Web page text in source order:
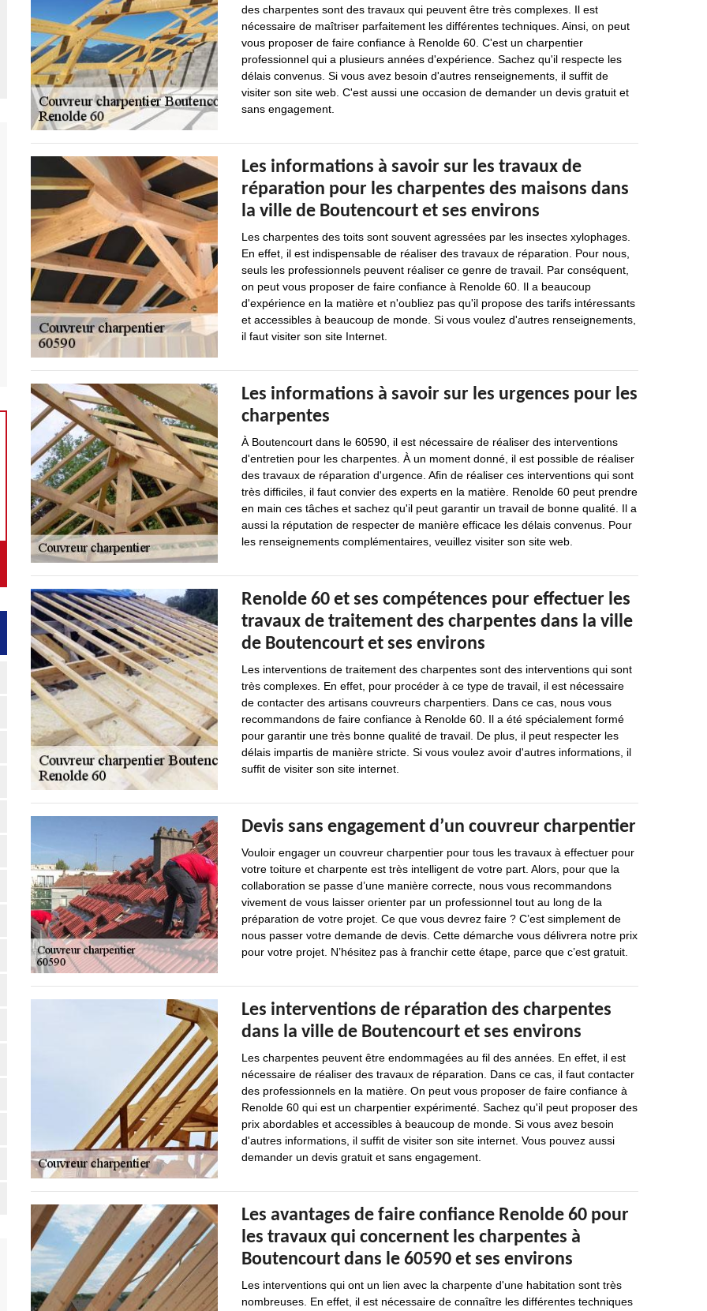
des charpentes sont des travaux qui peuvent être très complexes. Il est
nécessaire de maîtriser parfaitement les différentes techniques. Ainsi, on peut
vous proposer de faire confiance à Renolde 60. C'est un charpentier
professionnel qui a plusieurs années d'expérience. Sachez qu'il respecte les
délais convenus. Si vous avez besoin d'autres renseignements, il suffit de
visiter son site web. C'est aussi une occasion de demander un devis gratuit et
sans engagement.
Les informations à savoir sur les travaux de
réparation pour les charpentes des maisons dans
la ville de Boutencourt et ses environs
Les charpentes des toits sont souvent agressées par les insectes xylophages.
En effet, il est indispensable de réaliser des travaux de réparation. Pour nous,
seuls les professionnels peuvent réaliser ce genre de travail. Par conséquent,
on peut vous proposer de faire confiance à Renolde 60. Il a beaucoup
d'expérience en la matière et n'oubliez pas qu'il propose des tarifs intéressants
et accessibles à beaucoup de monde. Si vous voulez d'autres renseignements,
il faut visiter son site Internet.
Les informations à savoir sur les urgences pour les
charpentes
À Boutencourt dans le 60590, il est nécessaire de réaliser des interventions
d'entretien pour les charpentes. À un moment donné, il est possible de réaliser
des travaux de réparation d'urgence. Afin de réaliser ces interventions qui sont
très difficiles, il faut convier des experts en la matière. Renolde 60 peut prendre
en main ces tâches et sachez qu'il peut garantir un travail de bonne qualité. Il a
aussi la réputation de respecter de manière efficace les délais convenus. Pour
les renseignements complémentaires, veuillez visiter son site web.
Renolde 60 et ses compétences pour effectuer les
travaux de traitement des charpentes dans la ville
de Boutencourt et ses environs
Les interventions de traitement des charpentes sont des interventions qui sont
très complexes. En effet, pour procéder à ce type de travail, il est nécessaire
de contacter des artisans couvreurs charpentiers. Dans ce cas, nous vous
recommandons de faire confiance à Renolde 60. Il a été spécialement formé
pour garantir une très bonne qualité de travail. De plus, il peut respecter les
délais impartis de manière stricte. Si vous voulez avoir d'autres informations, il
suffit de visiter son site internet.
Devis sans engagement d’un couvreur charpentier
Vouloir engager un couvreur charpentier pour tous les travaux à effectuer pour
votre toiture et charpente est très intelligent de votre part. Alors, pour que la
collaboration se passe d’une manière correcte, nous vous recommandons
vivement de vous laisser orienter par un professionnel tout au long de la
préparation de votre projet. Ce que vous devrez faire ? C’est simplement de
nous passer votre demande de devis. Cette démarche vous délivrera notre prix
pour votre projet. N’hésitez pas à franchir cette étape, parce que c’est gratuit.
Les interventions de réparation des charpentes
dans la ville de Boutencourt et ses environs
Les charpentes peuvent être endommagées au fil des années. En effet, il est
nécessaire de réaliser des travaux de réparation. Dans ce cas, il faut contacter
des professionnels en la matière. On peut vous proposer de faire confiance à
Renolde 60 qui est un charpentier expérimenté. Sachez qu'il peut proposer des
prix abordables et accessibles à beaucoup de monde. Si vous avez besoin
d'autres informations, il suffit de visiter son site internet. Vous pouvez aussi
demander un devis gratuit et sans engagement.
Les avantages de faire confiance Renolde 60 pour
les travaux qui concernent les charpentes à
Boutencourt dans le 60590 et ses environs
Les interventions qui ont un lien avec la charpente d'une habitation sont très
nombreuses. En effet, il est nécessaire de connaître les différentes techniques